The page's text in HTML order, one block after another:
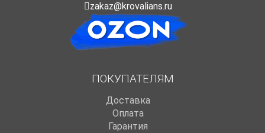
zakaz@krovalians.ru
ПОКУПАТЕЛЯМ
Доставка
Оплата
Гарантия